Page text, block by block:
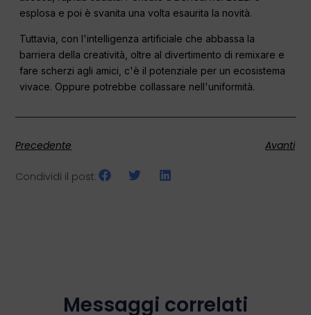
esplosa e poi è svanita una volta esaurita la novità.
Tuttavia, con l'intelligenza artificiale che abbassa la
barriera della creatività, oltre al divertimento di remixare e
fare scherzi agli amici, c'è il potenziale per un ecosistema
vivace. Oppure potrebbe collassare nell'uniformità.
Precedente Avanti
Condividi il post:
Messaggi correlati